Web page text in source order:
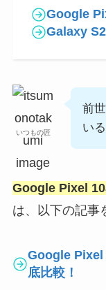
Google
Galaxy
いつもの匠
前
い
Google Pixel
は、以下の記事
Google Pixel
底比較！